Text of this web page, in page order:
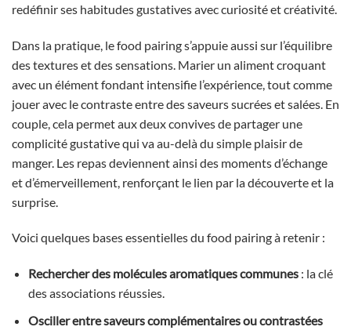
redéfinir ses habitudes gustatives avec curiosité et créativité.
Dans la pratique, le food pairing s’appuie aussi sur l’équilibre
des textures et des sensations. Marier un aliment croquant
avec un élément fondant intensifie l’expérience, tout comme
jouer avec le contraste entre des saveurs sucrées et salées. En
couple, cela permet aux deux convives de partager une
complicité gustative qui va au-delà du simple plaisir de
manger. Les repas deviennent ainsi des moments d’échange
et d’émerveillement, renforçant le lien par la découverte et la
surprise.
Voici quelques bases essentielles du food pairing à retenir :
Rechercher des molécules aromatiques communes: la clé
des associations réussies.
Osciller entre saveurs complémentaires ou contrastées